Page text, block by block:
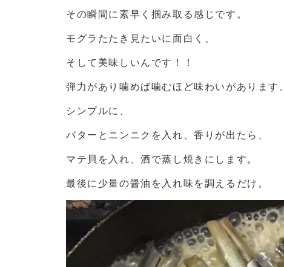
その瞬間に素早く掴み取る感じです。
モグラたたき見たいに面白く、
そして美味しいんです！！
弾力があり噛めば噛むほど味わいがあります。
シンプルに、
バターとニンニクを入れ、香りが出たら、
マテ貝を入れ、酒で蒸し焼きにします。
最後に少量の醤油を入れ味を調えるだけ。